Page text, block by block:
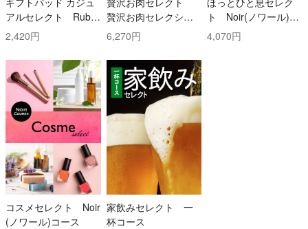
アルセレクト Ruby
(ルビー)コース
2,420円
贅沢お肉セレクショ
ン 5000円コース
6,270円
ト Noir(ノワール)コ
ース
4,070円
コスメセレクト Noir
(ノワール)コース
家飲みセレクト 一
杯コース